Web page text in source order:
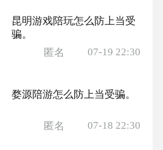
昆明游戏陪玩怎么防上当受
骗。
匿名
07-19 22:30
婺源陪游怎么防上当受骗。
匿名 07-18 22:30